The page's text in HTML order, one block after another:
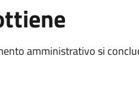
amministrativo si